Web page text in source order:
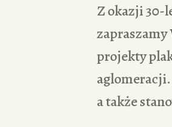
Z okazji 30-
projekty
a także